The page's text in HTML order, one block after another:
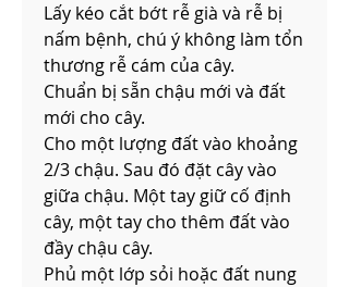
Lấy kéo cắt bớt rễ già và rễ bị
nấm bệnh, chú ý không làm tổn
thương rễ cám của cây.
Chuẩn bị sẵn chậu mới và đất
mới cho cây.
Cho một lượng đất vào khoảng
2/3 chậu. Sau đó đặt cây vào
giữa chậu. Một tay giữ cố định
cây, một tay cho thêm đất vào
đầy chậu cây.
Phủ một lớp sỏi hoặc đất nung